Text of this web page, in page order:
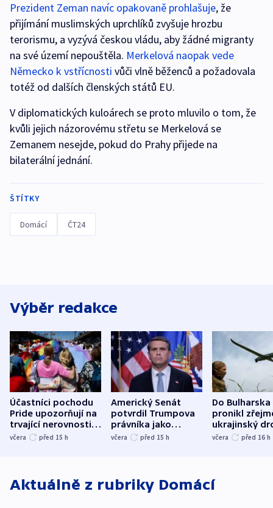
Prezident Zeman navíc opakovaně prohlašuje, že
přijímání muslimských uprchlíků zvyšuje hrozbu
terorismu, a vyzývá českou vládu, aby žádné migranty
na své území nepouštěla. Merkelová naopak vede
Německo k vstřícnosti vůči vlně běženců a požadovala
totéž od dalších členských států EU.
V diplomatických kuloárech se proto mluvilo o tom, že
kvůli jejich názorovému střetu se Merkelová se
Zemanem nesejde, pokud do Prahy přijede na
bilaterální jednání.
ŠTÍTKY
Domácí ČT24
Výběr redakce
Účastníci pochodu
Pride upozorňují na
trvající nerovnosti i
společenskou
včera před 15 h
Americký Senát
potvrdil Trumpova
právníka jako
ministra
včera před 15 h
Do Bulharska
pronikl
ukrajinský
explodoval
včera před 16 h
Aktuálně z rubriky Domácí